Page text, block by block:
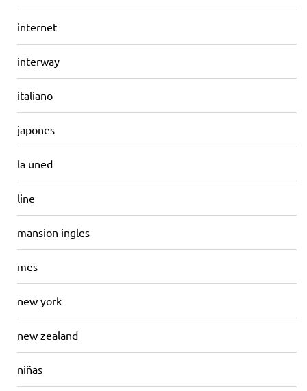
internet
interway
italiano
japones
la uned
line
mansion ingles
mes
new york
new zealand
niñas